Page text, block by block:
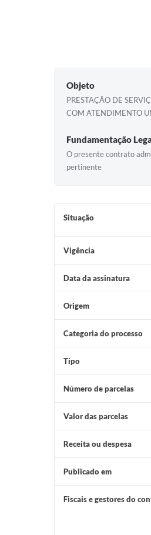
Objeto
PRESTAÇÃO DE
COM ATENDIMENTO
Fundamentação
O presente contrato
pertinente
Situação
Vigência
Data da assinatura
Origem
Categoria do processo
Tipo
Número de parcelas
Valor das parcelas
Receita ou despesa
Publicado em
Fiscais e gestores do